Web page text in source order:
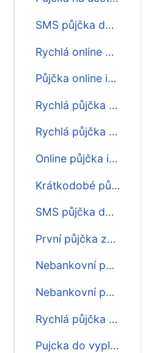
SMS půjčka do výplaty ihned
Rychlá online půjčka do výplaty
Půjčka online ihned na účet do výplaty nonstop
Rychlá půjčka do výplaty nonstop
Rychlá půjčka před výplatou
Online půjčka ihned na účet do výplaty
Krátkodobé půjčky do výplaty
SMS půjčka do výplaty
První půjčka zdarma do výplaty
Nebankovní půjčka ihned do výplaty
Nebankovní půjčka do výplaty
Rychlá půjčka do výplaty
Pujcka do vyplaty